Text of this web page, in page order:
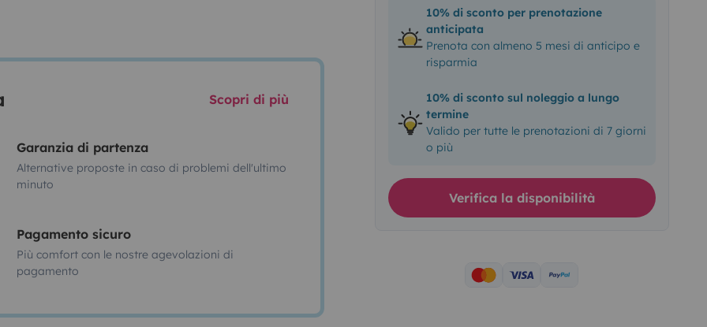
Scopri di più
Garanzia di partenza
Alternative proposte in caso di problemi dell'ultimo
minuto
Pagamento sicuro
Più comfort con le nostre agevolazioni di
pagamento
10% di sconto per prenotazione
anticipata
Prenota con almeno 5 mesi di anticipo e
risparmia
10% di sconto sul noleggio a lungo
termine
Valido per tutte le prenotazioni di 7 giorni
o più
Verifica la disponibilità